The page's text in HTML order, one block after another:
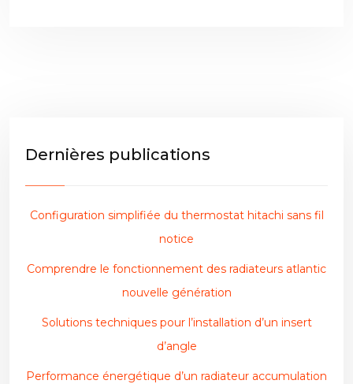
Dernières publications
Configuration simplifiée du thermostat hitachi sans fil
notice
Comprendre le fonctionnement des radiateurs atlantic
nouvelle génération
Solutions techniques pour l’installation d’un insert
d’angle
Performance énergétique d’un radiateur accumulation